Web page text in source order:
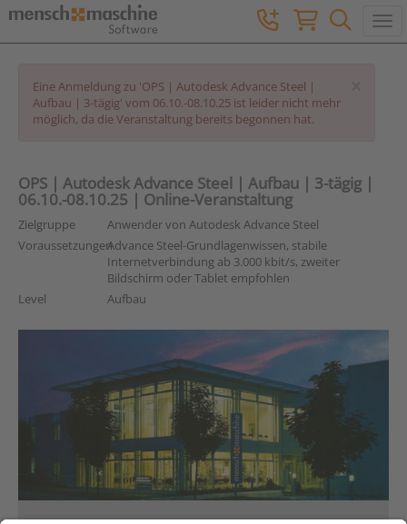
Eine Anmeldung zu 'OPS | Autodesk Advance Steel |
Aufbau | 3-tägig' vom 06.10.-08.10.25 ist leider nicht mehr
möglich, da die Veranstaltung bereits begonnen hat.
OPS | Autodesk Advance Steel | Aufbau | 3-tägig |
06.10.-08.10.25 | Online-Veranstaltung
Zielgruppe
Anwender von Autodesk Advance Steel
VoraussetzungenAdvance Steel-Grundlagenwissen, stabile
Internetverbindung ab 3.000 kbit/s, zweiter
Bildschirm oder Tablet empfohlen
Level
Aufbau